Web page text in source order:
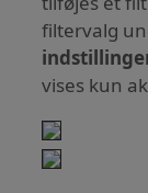
filtervalg
vises kun